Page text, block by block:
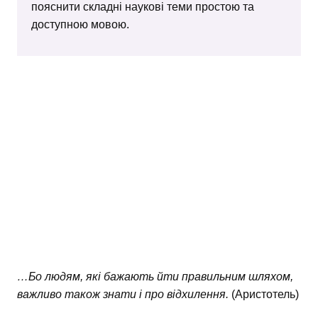
пояснити складні наукові теми простою та
доступною мовою.
…Бо людям, які бажають йти правильним шляхом,
важливо також знати і про відхилення. (Аристотель)